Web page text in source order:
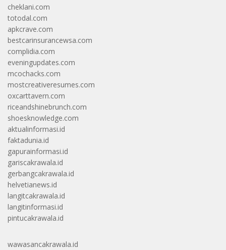
cheklani.com
totodal.com
apkcrave.com
bestcarinsurancewsa.com
complidia.com
eveningupdates.com
mcochacks.com
mostcreativeresumes.com
oxcarttavern.com
riceandshinebrunch.com
shoesknowledge.com
aktualinformasi.id
faktadunia.id
gapurainformasi.id
gariscakrawala.id
gerbangcakrawala.id
helvetianews.id
langitcakrawala.id
langitinformasi.id
pintucakrawala.id
wawasancakrawala.id